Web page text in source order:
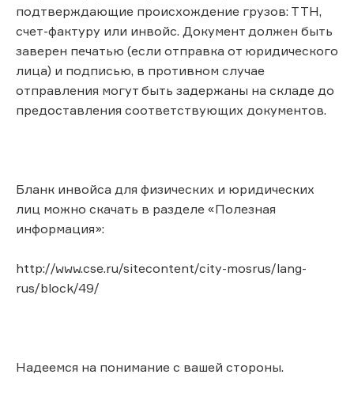
подтверждающие происхождение грузов: ТТН,
счет-фактуру или инвойс. Документ должен быть
заверен печатью (если отправка от юридического
лица) и подписью, в противном случае
отправления могут быть задержаны на складе до
предоставления соответствующих документов.
Бланк инвойса для физических и юридических
лиц можно скачать в разделе «Полезная
информация»:
http://www.cse.ru/sitecontent/city-mosrus/lang-
rus/block/49/
Надеемся на понимание с вашей стороны.